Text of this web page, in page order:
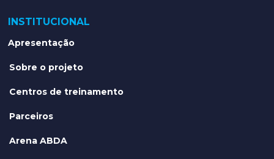
INSTITUCIONAL
Apresentação
Sobre o projeto
Centros de treinamento
Parceiros
Arena ABDA